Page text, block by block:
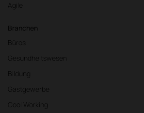
Agile
Branchen
Büros
Gesundheitswesen
Bildung
Gastgewerbe
Cool Working